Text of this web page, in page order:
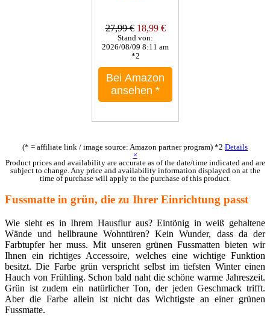
27,99 € 18,99 €
Stand von:
2026/08/09 8:11 am
*2
Bei Amazon
ansehen *
(* = affiliate link / image source: Amazon partner program) *2 Details
×
Product prices and availability are accurate as of the date/time indicated and are
subject to change. Any price and availability information displayed on at the
time of purchase will apply to the purchase of this product.
Fussmatte in grün, die zu Ihrer Einrichtung passt
Wie sieht es in Ihrem Hausflur aus? Eintönig in weiß gehaltene
Wände und hellbraune Wohntüren? Kein Wunder, dass da der
Farbtupfer her muss. Mit unseren grünen Fussmatten bieten wir
Ihnen ein richtiges Accessoire, welches eine wichtige Funktion
besitzt. Die Farbe grün verspricht selbst im tiefsten Winter einen
Hauch von Frühling. Schon bald naht die schöne warme Jahreszeit.
Grün ist zudem ein natürlicher Ton, der jeden Geschmack trifft.
Aber die Farbe allein ist nicht das Wichtigste an einer grünen
Fussmatte.